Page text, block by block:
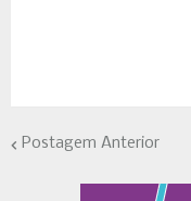
Postagem Anterior